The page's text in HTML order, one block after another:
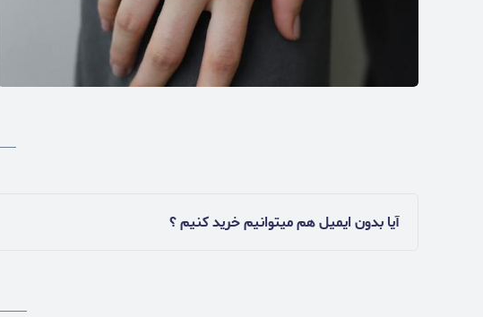
آیا بدون ایمیل هم میتوانیم خرید کنیم ؟